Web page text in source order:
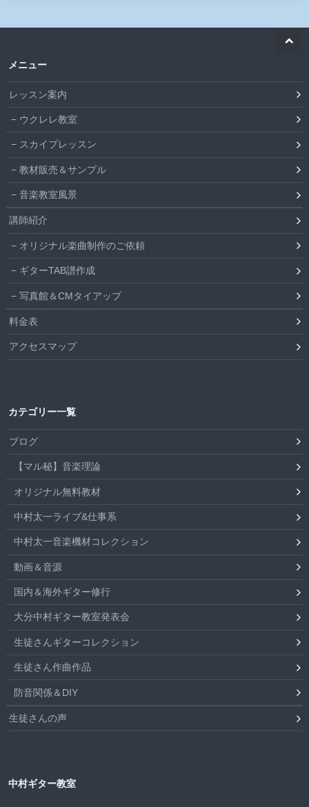
メニュー
レッスン案内
ウクレレ教室
スカイプレッスン
教材販売＆サンプル
音楽教室風景
講師紹介
オリジナル楽曲制作のご依頼
ギターTAB譜作成
写真館＆CMタイアップ
料金表
アクセスマップ
カテゴリー一覧
ブログ
【マル秘】音楽理論
オリジナル無料教材
中村太一ライブ&仕事系
中村太一音楽機材コレクション
動画＆音源
国内＆海外ギター修行
大分中村ギター教室発表会
生徒さんギターコレクション
生徒さん作曲作品
防音関係＆DIY
生徒さんの声
中村ギター教室